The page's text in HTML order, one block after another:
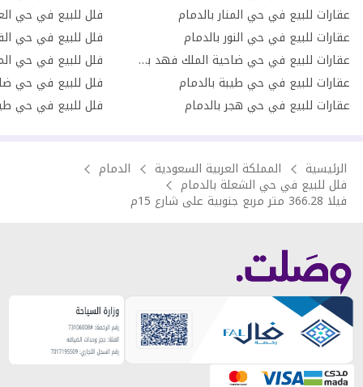
عقارات للبيع في حي المنار بالدمام
عقارات للبيع في حي النور بالدمام
عقارات للبيع في حي ضاحية الملك فهد بالدمام
عقارات للبيع في حي طيبة بالدمام
عقارات للبيع في حي هجر بالدمام
فلل للبيع في حي
فلل للبيع في حي
فلل للبيع في حي
فلل للبيع في حي
الرئيسية المملكة العربية السعودية الدمام
فلل للبيع في حي الشعلة بالدمام
فيلا 366.28 متر مربع جنوبية على شارع 15م